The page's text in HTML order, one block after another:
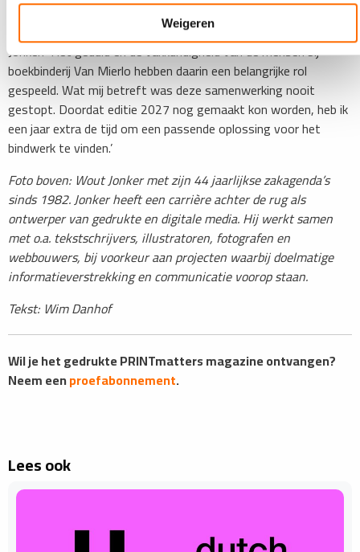
Weigeren
Van editie 1989 tot en met 2027 heeft Van Mierlo de agenda’s
gebonden. In die tijd is het bindwerk steeds verder verfijnd.
Jonker: ‘Het geduld en de vakkundigheid van de mensen bij
boekbinderij Van Mierlo hebben daarin een belangrijke rol
gespeeld. Wat mij betreft was deze samenwerking nooit
gestopt. Doordat editie 2027 nog gemaakt kon worden, heb ik
een jaar extra de tijd om een passende oplossing voor het
bindwerk te vinden.’
​Foto boven: Wout Jonker met zijn 44 jaarlijkse zakagenda’s
sinds 1982. Jonker heeft een carrière achter de rug als
ontwerper van gedrukte en digitale media. Hij werkt samen
met o.a. tekstschrijvers, illustratoren, fotografen en
webbouwers, bij voorkeur aan projecten waarbij doelmatige
informatieverstrekking en communicatie voorop staan.
Tekst: Wim Danhof
Wil je het gedrukte PRINTmatters magazine ontvangen?
Neem eenproefabonnement.
Lees ook